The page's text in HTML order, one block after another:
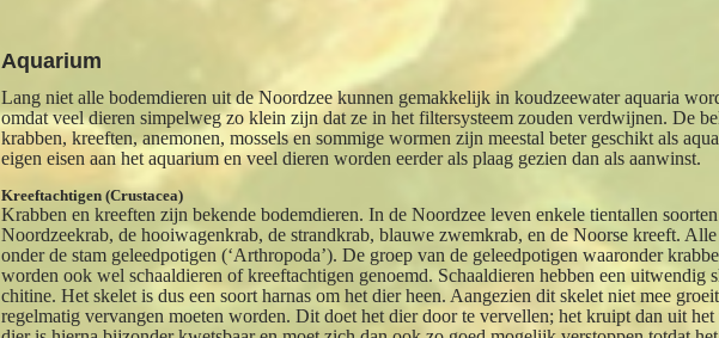
Aquarium
Lang niet alle bodemdieren uit de Noordzee kunnen gemakkelijk in koudzeewater aquaria
omdat veel dieren simpelweg zo klein zijn dat ze in het filtersysteem zouden verdwijnen. De
krabben, kreeften, anemonen, mossels en sommige wormen zijn meestal beter geschikt als
eigen eisen aan het aquarium en veel dieren worden eerder als plaag gezien dan als aanwinst.
Kreeftachtigen (Crustacea)
Krabben en kreeften zijn bekende bodemdieren. In de Noordzee leven enkele tientallen
Noordzeekrab, de hooiwagenkrab, de strandkrab, blauwe zwemkrab, en de Noorse kreeft.
onder de stam geleedpotigen (‘Arthropoda’). De groep van de geleedpotigen waaronder
worden ook wel schaaldieren of kreeftachtigen genoemd. Schaaldieren hebben een uitwendig
chitine. Het skelet is dus een soort harnas om het dier heen. Aangezien dit skelet niet mee
regelmatig vervangen moeten worden. Dit doet het dier door te vervellen; het kruipt dan uit